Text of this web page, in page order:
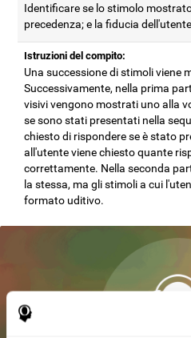
Identificare se lo stimolo
precedenza; e la fiducia
Istruzioni del compito:
Una successione di stimoli viene
Successivamente, nella prima
visivi vengono mostrati uno alla
se sono stati presentati nella
chiesto di rispondere se è stato
all'utente viene chiesto quante
correttamente. Nella seconda
la stessa, ma gli stimoli a cui
formato uditivo.